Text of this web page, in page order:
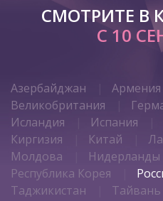
СМОТРИТЕ В
C 10
Азербайджан Армения
Великобритания
Исландия
Испания
Киргизия
Китай
Молдова
Нидерланды
Республика Корея
Таджикистан
Тайвань